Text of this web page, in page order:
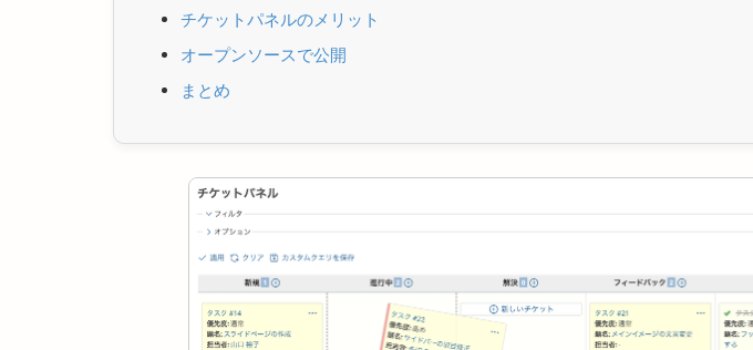
チケットパネルのメリット
オープンソースで公開
まとめ